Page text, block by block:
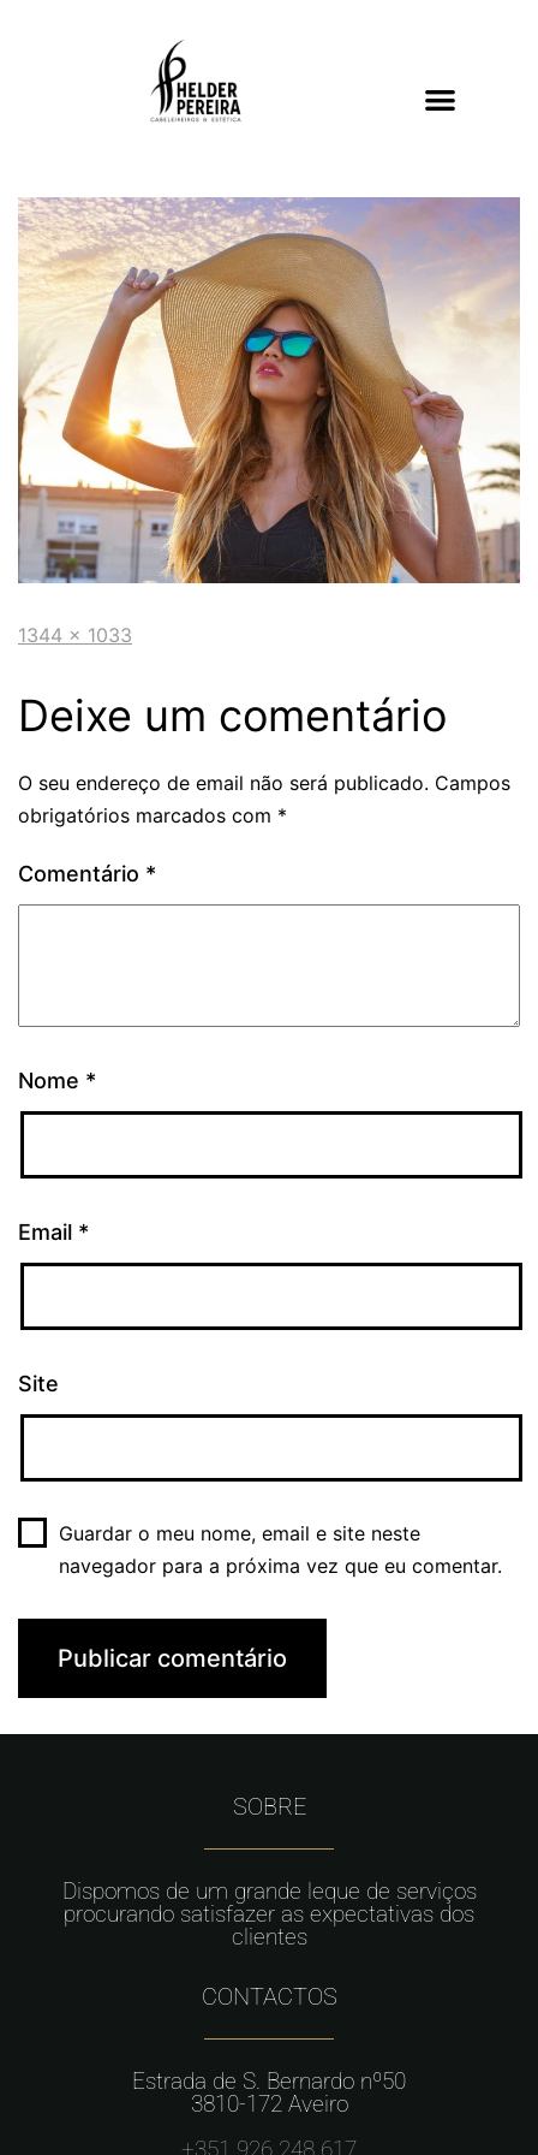
1344 × 1033
Deixe um comentário
O seu endereço de email não será publicado. Campos
obrigatórios marcados com *
Comentário *
Nome *
Email *
Site
Guardar o meu nome, email e site neste
navegador para a próxima vez que eu comentar.
SOBRE
Dispomos de um grande leque de serviços
procurando satisfazer as expectativas dos
clientes
CONTACTOS
Estrada de S. Bernardo nº50
3810-172 Aveiro
+351 926 248 617